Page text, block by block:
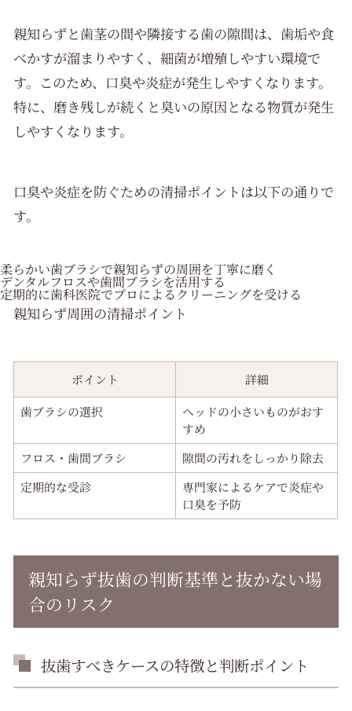
親知らずと歯茎の間や隣接する歯の隙間は、歯垢や食
べかすが溜まりやすく、細菌が増殖しやすい環境で
す。このため、口臭や炎症が発生しやすくなります。
特に、磨き残しが続くと臭いの原因となる物質が発生
しやすくなります。
口臭や炎症を防ぐための清掃ポイントは以下の通りで
す。
柔らかい歯ブラシで親知らずの周囲を丁寧に磨く
デンタルフロスや歯間ブラシを活用する
定期的に歯科医院でプロによるクリーニングを受ける
親知らず周囲の清掃ポイント
ポイント
詳細
歯ブラシの選択
ヘッドの小さいものがおす
すめ
フロス・歯間ブラシ
隙間の汚れをしっかり除去
定期的な受診
専門家によるケアで炎症や
口臭を予防
親知らず抜歯の判断基準と抜かない場
合のリスク
抜歯すべきケースの特徴と判断ポイント